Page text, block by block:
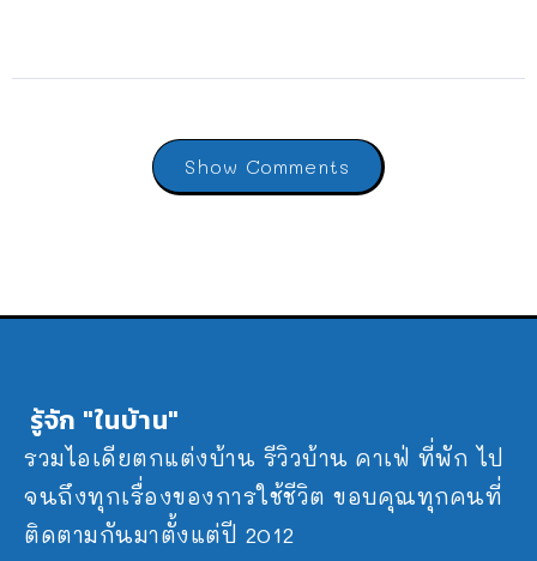
Show Comments
รู้จัก "ในบ้าน"
รวมไอเดียตกแต่งบ้าน รีวิวบ้าน คาเฟ่ ที่พัก ไป
จนถึงทุกเรื่องของการใช้ชีวิต ขอบคุณทุกคนที่
ติดตามกันมาตั้งแต่ปี 2012